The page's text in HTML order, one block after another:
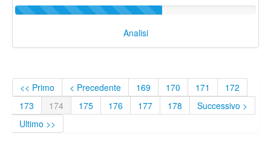
Analisi
<< Primo < Precedente 169 170 171
172
173
174 175 176 177 178
Successivo >
Ultimo >>